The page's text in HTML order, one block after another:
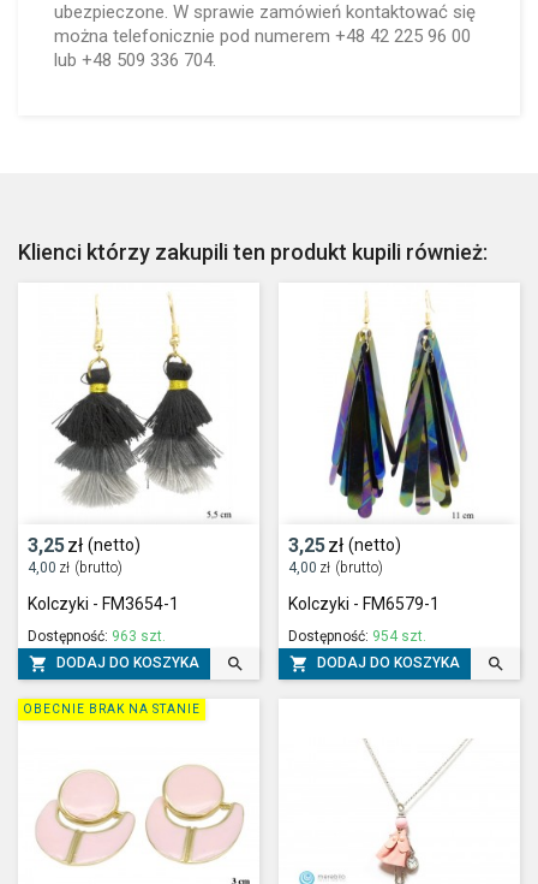
ubezpieczone. W sprawie zamówień kontaktować się
można telefonicznie pod numerem +48 42 225 96 00
lub +48 509 336 704.
Klienci którzy zakupili ten produkt kupili również:
3,25zł (netto)
4,00 zł (brutto)
Kolczyki - FM3654-1
Dostępność: 963 szt.
 DODAJ DO KOSZYKA 
3,25zł (netto)
4,00 zł (brutto)
Kolczyki - FM6579-1
Dostępność: 954 szt.
 DODAJ DO KOSZYKA 
OBECNIE BRAK NA STANIE